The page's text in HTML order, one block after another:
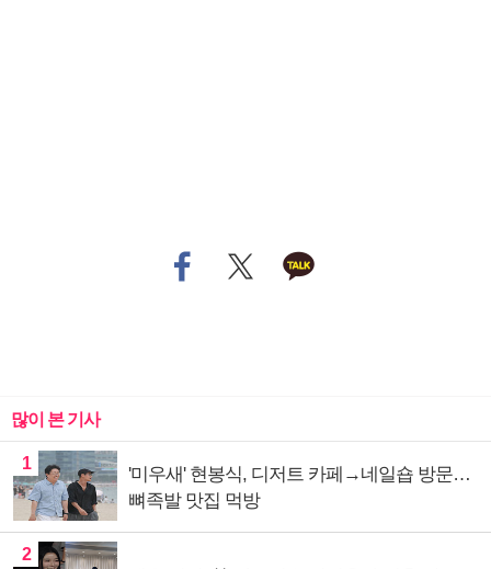
많이 본 기사
1
'미우새' 현봉식, 디저트 카페→네일숍 방문…
뼈족발 맛집 먹방
2